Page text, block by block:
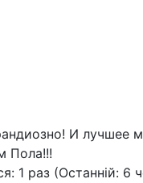
И лучшее
Пола!!!
1 раз (Останній: 6